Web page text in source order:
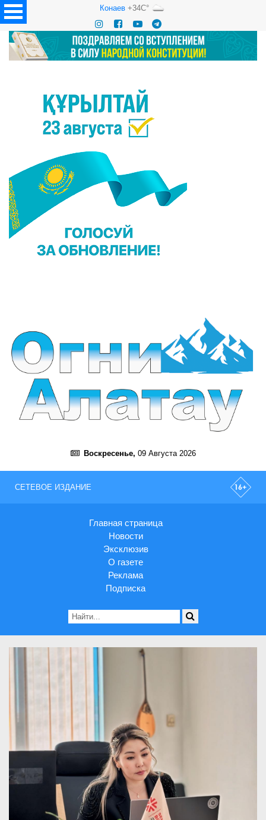
Конаев+34C°
Воскресенье, 09 Августа 2026
СЕТЕВОЕ ИЗДАНИЕ
Главная страница
Новости
Эксклюзив
О газете
Реклама
Подписка